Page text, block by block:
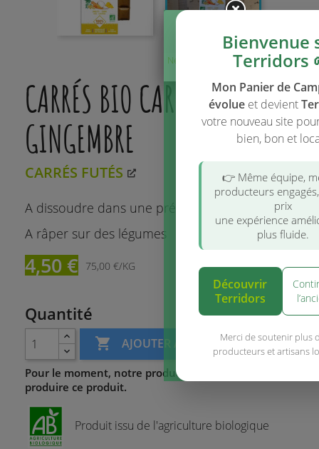
CARRÉS BIO CAROTTE CURRY
GINGEMBRE
CARRÉS FUTÉS
A dissoudre dans une préparation salée :
A râper sur des légumes
4,50 € 75,00 €/KG
Quantité
 AJOUTER AU PANIER
Pour le moment, notre producteur n'est pas en capacité
produire ce produit.
Produit issu de l'agriculture biologique
Bienvenue
Terridors
Mon Panier de
évolue et devient
votre nouveau site
bien, bon et
👉 Même équipe,
producteurs
prix
une expérience
plus fluide.
Découvrir
Terridors
Merci de soutenir plus
producteurs et artisans
Ne plus afficher